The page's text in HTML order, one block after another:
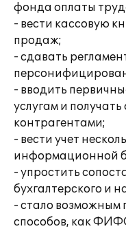
фонда оплаты
- вести кассовую
продаж;
- сдавать
- вводить
услугам и
контрагентами;
- вести учет
информационной
- упростить
бухгалтерского и
- стало возможным
способов, как